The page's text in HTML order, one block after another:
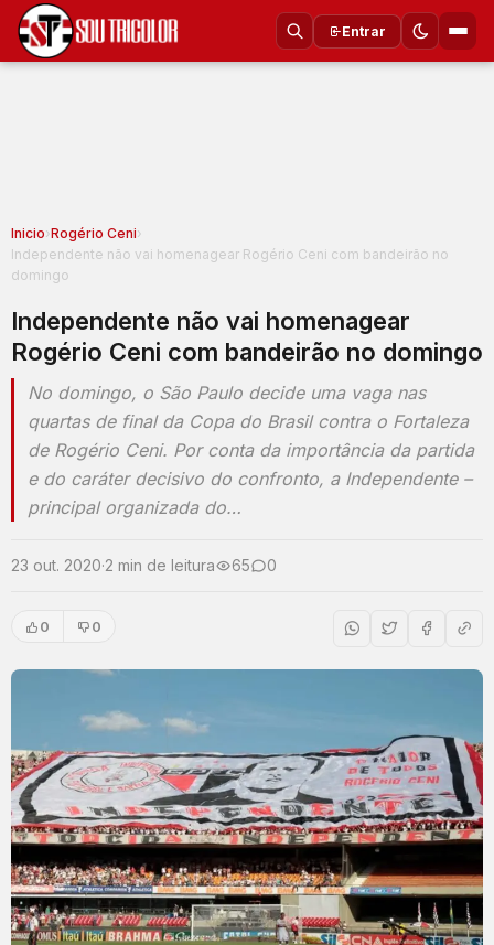
Entrar
Inicio›Rogério Ceni›
Independente não vai homenagear Rogério Ceni com bandeirão no
domingo
Independente não vai homenagear
Rogério Ceni com bandeirão no domingo
No domingo, o São Paulo decide uma vaga nas
quartas de final da Copa do Brasil contra o Fortaleza
de Rogério Ceni. Por conta da importância da partida
e do caráter decisivo do confronto, a Independente –
principal organizada do…
23 out. 2020·2 min de leitura 65 0
0 0